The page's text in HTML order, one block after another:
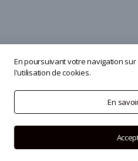
En poursuivant votre navigation sur
l'utilisation de cookies.
En